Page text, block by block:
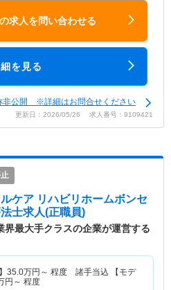
求人を問い合わせる
を見る
非公開 ※詳細はお問合せください
更新日：2026/05/26 求人番号：9109421
ケア リハビリホームボンセ
士求人(正職員)
最大手クラスの企業が運営する
35.0万円～ 程度 諸手当込 【モデ
円～ 程度